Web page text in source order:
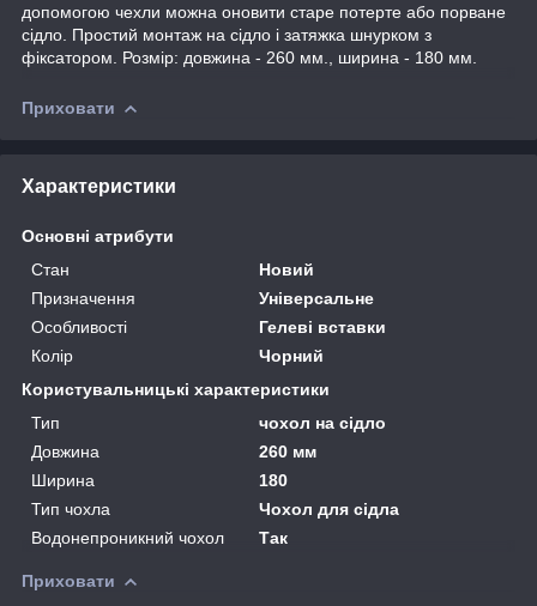
допомогою чехли можна оновити старе потерте або порване
сідло. Простий монтаж на сідло і затяжка шнурком з
фіксатором. Розмір: довжина - 260 мм., ширина - 180 мм.
Приховати
Характеристики
Основні атрибути
Стан
Новий
Призначення
Універсальне
Особливості
Гелеві вставки
Колір
Чорний
Користувальницькі характеристики
Тип
чохол на сідло
Довжина
260 мм
Ширина
180
Тип чохла
Чохол для сідла
Водонепроникний чохол
Так
Приховати